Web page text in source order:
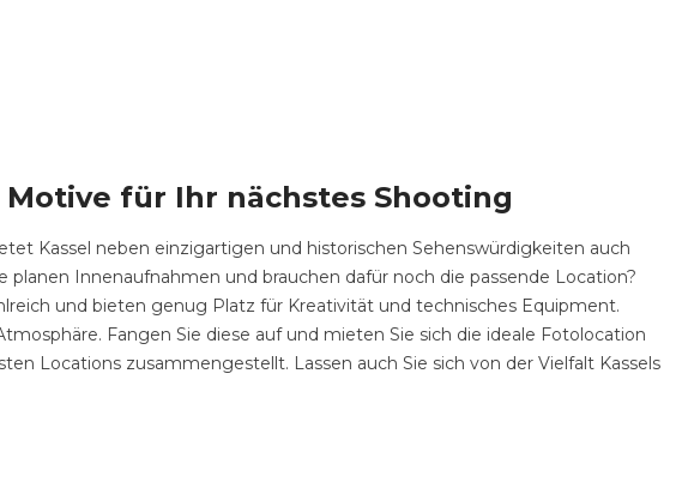
für Ihr nächstes Shooting
Kassel neben einzigartigen und historischen Sehenswürdigkeiten auch
Innenaufnahmen und brauchen dafür noch die passende Location?
und bieten genug Platz für Kreativität und technisches Equipment.
Fangen Sie diese auf und mieten Sie sich die ideale Fotolocation
Locations zusammengestellt. Lassen auch Sie sich von der Vielfalt Kassels